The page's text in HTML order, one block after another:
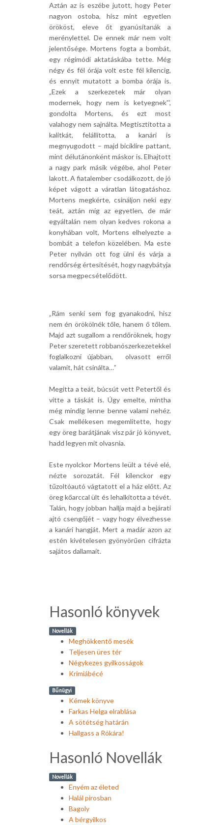
Aztán az is eszébe jutott, hogy Peter
nagyon ostoba, hisz mint egyetlen
örököst, eleve őt gyanúsítanák a
merénylettel. De ennek már nem volt
jelentősége. Mortens fogta a bombát,
egy régimódi aktatáskába tette. Még
négy és fél órája volt este fél kilencig,
és ennyit mutatott a bomba órája is.
„Ezek a szerkezetek már olyan
modernek, hogy nem is ketyegnek”’,
gondolta Mortens, és ezt most
valahogy nem sajnálta. Megtisztította a
kalitkát, felállította, a kanári is
megnyugodott – majd biciklire pattant,
mint délutánonként máskor is. Elhajtott
a nagy park másik végébe, ahol Peter
lakott. A fiatalember csodálkozott, de jó
képet vágott a váratlan látogatáshoz.
Mortens megkérte, csináljon neki egy
teát, aztán míg az egyetlen, de már
egyáltalán nem olyan kedves rokona a
konyhában volt, Mortens elhelyezte a
bombát a telefon közelében. Ma este
Peter nyilván ott fog ülni és várja a
rendőrség értesítését, hogy nagybátyja
sorsa megpecsételődött.
„Rám senki sem fog gyanakodni, hisz
nem én örökölnék tőle, hanem ő tőlem.
Majd azt sugallom a rendőröknek, hogy
Peter szeretett robbanószerkezetekkel
foglalkozni újabban, olvasott erről
valamit, hát csinálta…”
Megitta a teát, búcsút vett Petertől és
vitte a táskát is. Úgy emelte, mintha
még mindig lenne benne valami nehéz.
Csak mellékesen megemlítette, hogy
egy öreg barátjának visz pár jó könyvet,
hadd legyen mit olvasnia.
Este nyolckor Mortens leült a tévé elé,
nézte sorozatát. Fél kilenckor egy
tűzoltóautó vágtatott el a ház előtt. Az
öreg kőarccal ült és lehalkította a tévét.
Talán, hogy jobban hallja majd a bejárati
ajtó csengőjét – vagy hogy élvezhesse
a kanári hangját. Mert a madár azon az
estén kivételesen gyönyörűen cifrázta
sajátos dallamait.
Hasonló könyvek
Novellák
Meghökkentő mesék
Teljesen üres tér
Négykezes gyilkosságok
Krimiábécé
Bűnügyi
Kémek könyve
Farkas Helga elrablása
A sötétség határán
Hallgass a Rókára!
Hasonló Novellák
Novellák
Enyém az életed
Halál pirosban
Bagoly
A bérgyilkos